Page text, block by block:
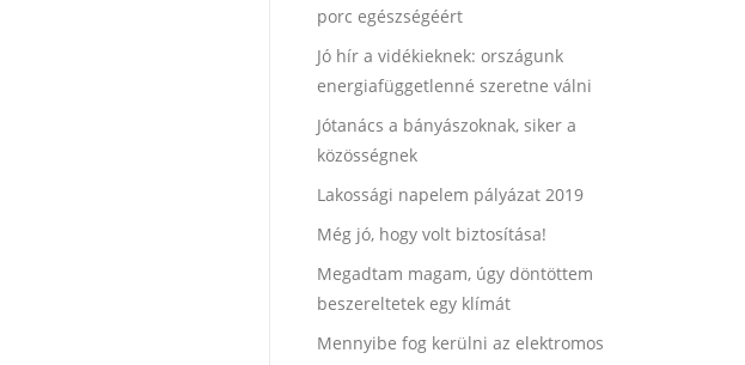
porc egészségéért
Jó hír a vidékieknek: országunk
energiafüggetlenné szeretne válni
Jótanács a bányászoknak, siker a
közösségnek
Lakossági napelem pályázat 2019
Még jó, hogy volt biztosítása!
Megadtam magam, úgy döntöttem
beszereltetek egy klímát
Mennyibe fog kerülni az elektromos